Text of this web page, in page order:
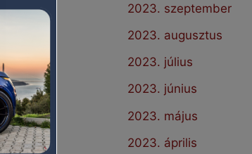
2023. szeptember
2023. augusztus
2023. július
2023. június
2023. május
2023. április